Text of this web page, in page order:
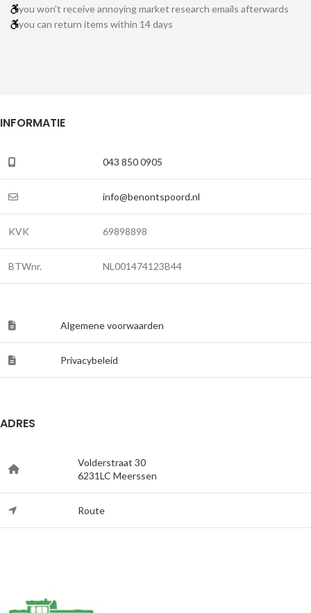
you won't receive annoying market research emails afterwards
you can return items within 14 days
INFORMATIE
043 850 0905
info@benontspoord.nl
KVK 69898898
BTWnr. NL001474123B44
Algemene voorwaarden
Privacybeleid
ADRES
Volderstraat 30
6231LC Meerssen
Route